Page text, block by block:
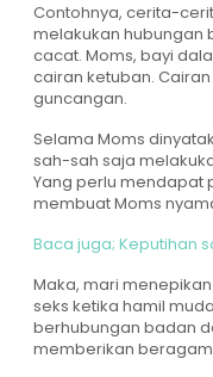
Contohnya, cerita-
melakukan hubungan
cacat. Moms, bayi
cairan ketuban.
guncangan.
Selama Moms
sah-sah saja
Yang perlu mendapat
membuat Moms
Baca juga; Keputihan
Maka, mari
seks ketika hamil
berhubungan badan
memberikan